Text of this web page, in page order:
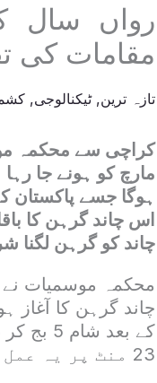
رواں سال
مقامات کی
تازہ ترین,ٹیکنالوجی,
مارچ کو ہونے جا
ہوگا جسے پاکستان
چاند کو گرہن لگنا
23 منٹ پر یہ عمل مکمل طور پر اختتام پذیر ہوگا۔